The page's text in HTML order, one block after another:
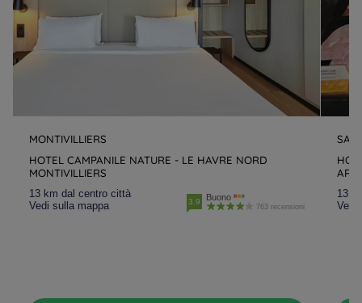
MONTIVILLIERS
HOTEL CAMPANILE NATURE - LE HAVRE NORD
MONTIVILLIERS
13 km dal centro città
Vedi sulla mappa
3.9 Buono
763 recensioni
13.8
Vedi